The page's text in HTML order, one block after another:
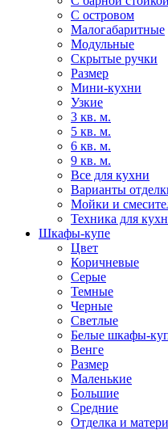
С островом
Малогабаритные
Модульные
Скрытые ручки
Размер
Мини-кухни
Узкие
3 кв. м.
5 кв. м.
6 кв. м.
9 кв. м.
Все для кухни
Варианты
Мойки и
Техника для
Шкафы-купе
Цвет
Коричневые
Серые
Темные
Черные
Светлые
Белые шкафы-
Венге
Размер
Маленькие
Большие
Средние
Отделка и